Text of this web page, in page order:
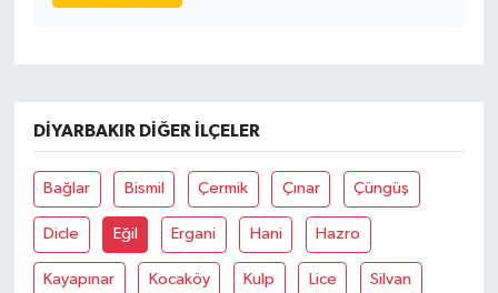
DIYARBAKIR DIĞER İLÇELER
Bağlar Bismil Çermik Çınar Çüngüş
Dicle Eğil Ergani Hani Hazro
Kayapınar Kocaköy Kulp Lice Silvan